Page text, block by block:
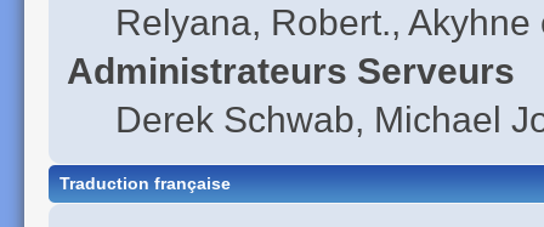
Relyana, Robert., Akyhne
Administrateurs Serveurs
Derek Schwab, Michael
Traduction française